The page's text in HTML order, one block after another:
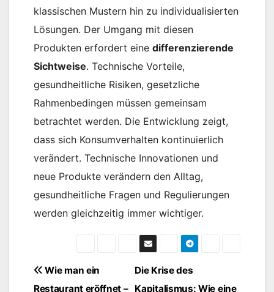
klassischen Mustern hin zu individualisierten
Lösungen. Der Umgang mit diesen
Produkten erfordert eine differenzierende
Sichtweise. Technische Vorteile,
gesundheitliche Risiken, gesetzliche
Rahmenbedingen müssen gemeinsam
betrachtet werden. Die Entwicklung zeigt,
dass sich Konsumverhalten kontinuierlich
verändert. Technische Innovationen und
neue Produkte verändern den Alltag,
gesundheitliche Fragen und Regulierungen
werden gleichzeitig immer wichtiger.
Beitragsnavigation
Die Krise des
Kapitalismus: Wie eine
Wie man ein
Restaurant eröffnet –